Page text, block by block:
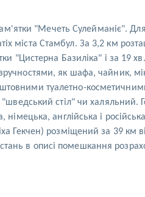
"Мечеть Сулейманіє". Для
міста Стамбул. За 3,2 км
"Цистерна Базиліка" і за 19
як шафа, чайник,
туалетно-
стіл" чи халяльний.
англійська і російська.
Гекчен) розміщений за 39 км
в описі помешкання